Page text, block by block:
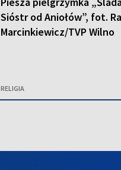
Sióstr od Aniołów”, fot.
Marcinkiewicz/TVP Wilno
RELIGIA